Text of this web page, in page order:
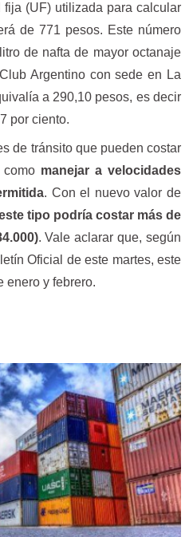
(UF) utilizada para calcular
de 771 pesos. Este número
de nafta de mayor octanaje
Argentino con sede en La
a 290,10 pesos, es decir
por ciento.
de tránsito que pueden costar
manejar a velocidades
. Con el nuevo valor de
tipo podría costar más de
. Vale aclarar que, según
Oficial de este martes, este
enero y febrero.